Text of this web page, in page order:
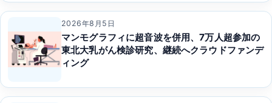
2026年8月5日
マンモグラフィに超音波を併用、7万人超参加の
東北大乳がん検診研究、継続へクラウドファンデ
ィング